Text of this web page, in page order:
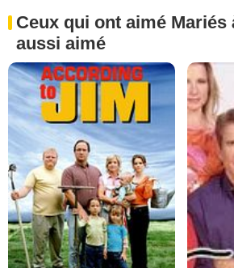
Ceux qui ont aimé Mariés
aussi aimé